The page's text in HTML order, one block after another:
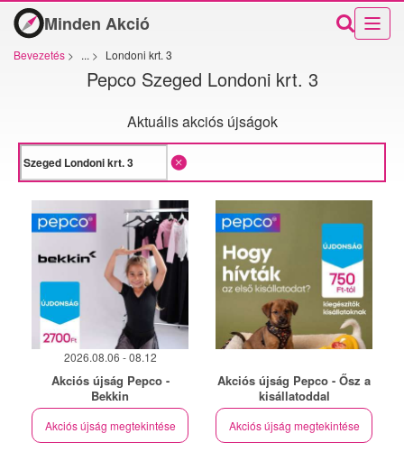
Minden Akció
Bevezetés > ... > Londoni krt. 3
Pepco Szeged Londoni krt. 3
Aktuális akciós újságok
2026.08.06 - 08.12
Akciós újság Pepco -
Bekkin
Akciós újság megtekintése
Akciós újság Pepco - Ősz a
kisállatoddal
Akciós újság megtekintése